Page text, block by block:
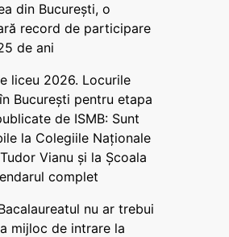
din București, o
record de participare
de ani
liceu 2026. Locurile
București pentru etapa
de ISMB: Sunt
la Colegiile Naționale
Vianu și la Școala
complet
nu ar trebui
mijloc de intrare la